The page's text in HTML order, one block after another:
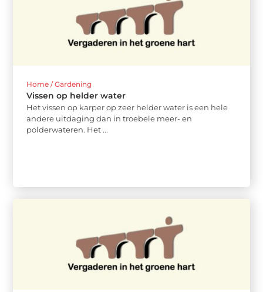
Home / Gardening
Vissen op helder water
Het vissen op karper op zeer helder water is een hele
andere uitdaging dan in troebele meer- en
polderwateren. Het ...